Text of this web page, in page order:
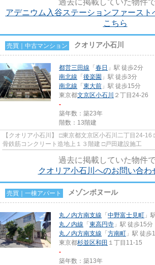
過去に掲載していた物件で
アデニウム入谷ステーションファースト
こちら
売買｜中古マンション クオリア小石川
都営三田線 「 春日 」駅 徒歩2分
南北線 「 後楽園 」駅 徒歩3分
南北線 「 東大前 」駅 徒歩15分
東京都文京区小石川 ２丁目24-26
-
築年数：築23年
階数：13階建
【クオリア小石川】 □東京都文京区小石川二丁目
骨鉄筋コンクリート造地上１３階建 □戸田建設施
過去に掲載していた物件で
クオリア小石川へのお問い合わ
売買｜一棟アパート メゾンボヌール
丸ノ内方南支線 「 中野富士見町 」
丸ノ内線 「 東高円寺 」駅 徒歩15分
丸ノ内方南支線 「 方南町 」駅 徒歩
東京都杉並区和田 １丁目11-15
-
築年数：築13年